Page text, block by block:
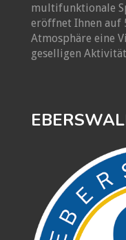
multifunktionale
eröffnet Ihnen auf
Atmosphäre eine
geselligen